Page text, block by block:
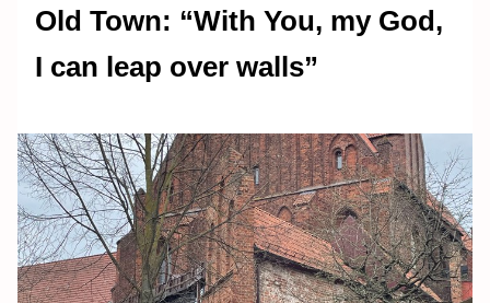
Old Town: “With You, my God,
I can leap over walls”